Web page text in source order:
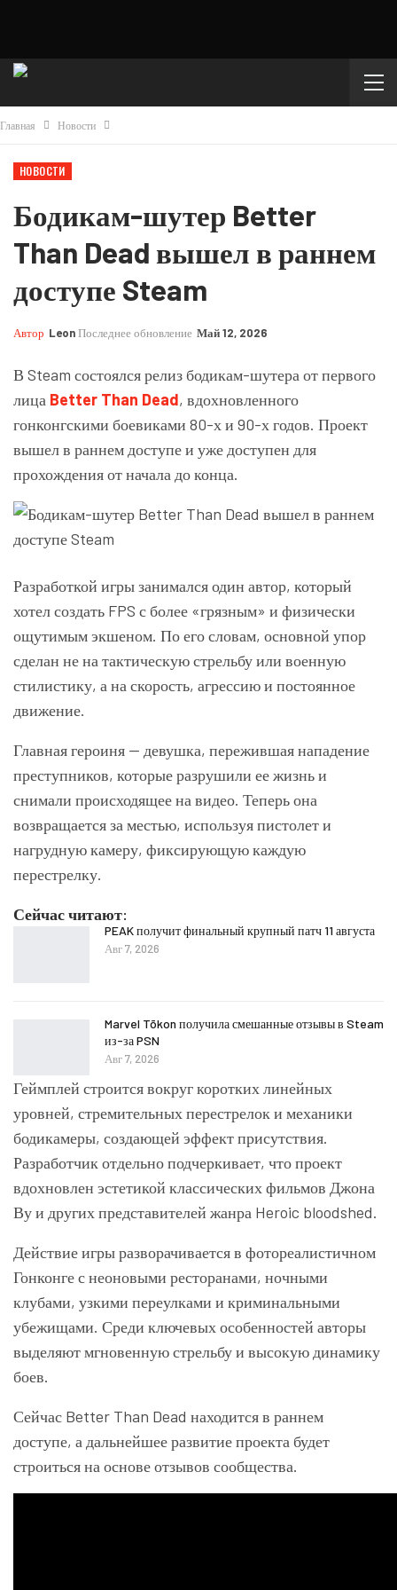
Главная Новости
НОВОСТИ
Бодикам-шутер Better
Than Dead вышел в раннем
доступе Steam
Автор LeonПоследнее обновление Май 12, 2026
В Steam состоялся релиз бодикам-шутера от первого
лица Better Than Dead, вдохновленного
гонконгскими боевиками 80-х и 90-х годов. Проект
вышел в раннем доступе и уже доступен для
прохождения от начала до конца.
Разработкой игры занимался один автор, который
хотел создать FPS с более «грязным» и физически
ощутимым экшеном. По его словам, основной упор
сделан не на тактическую стрельбу или военную
стилистику, а на скорость, агрессию и постоянное
движение.
Главная героиня — девушка, пережившая нападение
преступников, которые разрушили ее жизнь и
снимали происходящее на видео. Теперь она
возвращается за местью, используя пистолет и
нагрудную камеру, фиксирующую каждую
перестрелку.
Сейчас читают:
PEAK получит финальный крупный патч 11 августа
Авг 7, 2026
Marvel Tōkon получила смешанные отзывы в Steam
из-за PSN
Авг 7, 2026
Геймплей строится вокруг коротких линейных
уровней, стремительных перестрелок и механики
бодикамеры, создающей эффект присутствия.
Разработчик отдельно подчеркивает, что проект
вдохновлен эстетикой классических фильмов Джона
Ву и других представителей жанра Heroic bloodshed.
Действие игры разворачивается в фотореалистичном
Гонконге с неоновыми ресторанами, ночными
клубами, узкими переулками и криминальными
убежищами. Среди ключевых особенностей авторы
выделяют мгновенную стрельбу и высокую динамику
боев.
Сейчас Better Than Dead находится в раннем
доступе, а дальнейшее развитие проекта будет
строиться на основе отзывов сообщества.